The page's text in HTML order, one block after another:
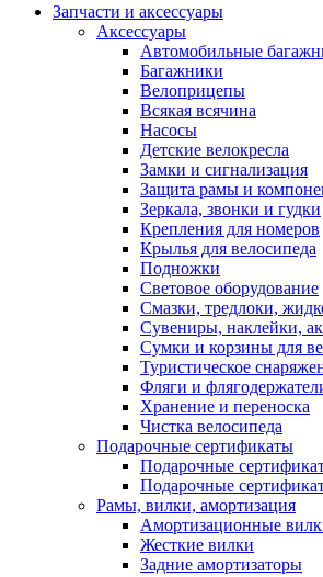
Запчасти и аксессуары
Аксессуары
Автомобильные
Багажники
Велоприцепы
Всякая всячина
Насосы
Детские велокресла
Замки и сигнализация
Защита рамы и
Зеркала, звонки и гудки
Крепления для номеров
Крылья для велосипеда
Подножки
Световое оборудование
Смазки, тредлоки,
Сувениры, наклейки,
Сумки и корзины для
Туристическое
Фляги и
Хранение и переноска
Чистка велосипеда
Подарочные сертификаты
Подарочные
Подарочные
Рамы, вилки, амортизация
Амортизационные
Жесткие вилки
Задние амортизаторы